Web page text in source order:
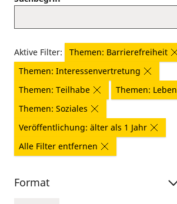
Aktive Filter:
Themen: Barrierefreiheit
Themen: Interessenvertretung
Themen: Teilhabe
Themen: Leben
Themen: Soziales
Veröffentlichung: älter als 1 Jahr
Alle Filter entfernen
Format